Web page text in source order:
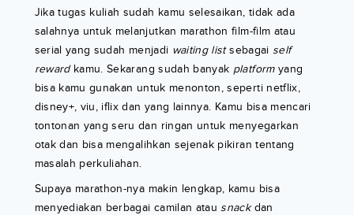
Jika tugas kuliah sudah kamu selesaikan, tidak ada
salahnya untuk melanjutkan marathon film-film atau
serial yang sudah menjadi waiting listsebagai self
rewardkamu. Sekarang sudah banyak platformyang
bisa kamu gunakan untuk menonton, seperti netflix,
disney+, viu, iflix dan yang lainnya. Kamu bisa mencari
tontonan yang seru dan ringan untuk menyegarkan
otak dan bisa mengalihkan sejenak pikiran tentang
masalah perkuliahan.
Supaya marathon-nya makin lengkap, kamu bisa
menyediakan berbagai camilan atau snackdan